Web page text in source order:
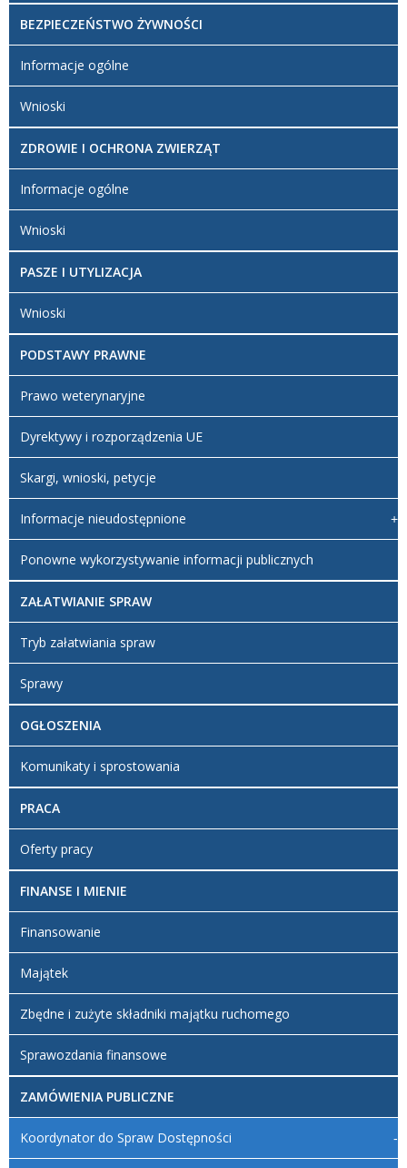
BEZPIECZEŃSTWO ŻYWNOŚCI
Informacje ogólne
Wnioski
ZDROWIE I OCHRONA ZWIERZĄT
Informacje ogólne
Wnioski
PASZE I UTYLIZACJA
Wnioski
PODSTAWY PRAWNE
Prawo weterynaryjne
Dyrektywy i rozporządzenia UE
Skargi, wnioski, petycje
Informacje nieudostępnione
Ponowne wykorzystywanie informacji publicznych
ZAŁATWIANIE SPRAW
Tryb załatwiania spraw
Sprawy
OGŁOSZENIA
Komunikaty i sprostowania
PRACA
Oferty pracy
FINANSE I MIENIE
Finansowanie
Majątek
Zbędne i zużyte składniki majątku ruchomego
Sprawozdania finansowe
ZAMÓWIENIA PUBLICZNE
Koordynator do Spraw Dostępności